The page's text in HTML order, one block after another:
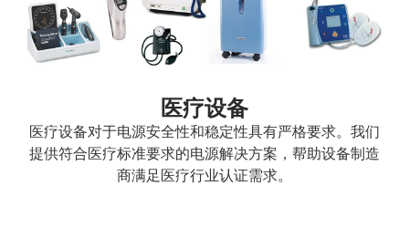
医疗设备
医疗设备对于电源安全性和稳定性具有严格要求。我们
提供符合医疗标准要求的电源解决方案，帮助设备制造
商满足医疗行业认证需求。